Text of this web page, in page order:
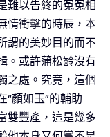
難以告終的冤冤相
情衝擊的時辰，本
謂的美妙目的而不
。或許蒲松齡沒有
之處。究竟，這個
顏如玉”的輔助
雙豐產，這是幾多